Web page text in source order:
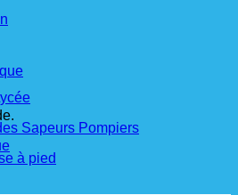
Sapeurs Pompiers
à pied